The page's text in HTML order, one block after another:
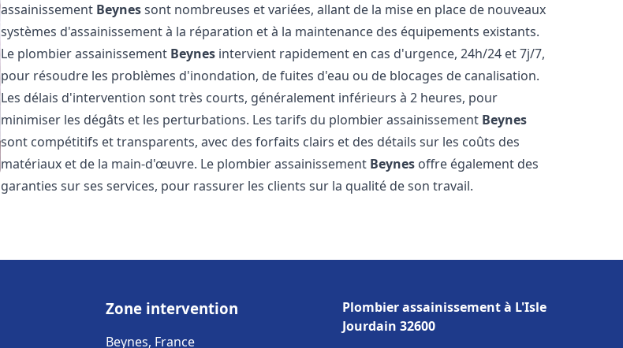
assainissement Beynessont nombreuses et variées, allant de la mise en place de nouveaux
systèmes d'assainissement à la réparation et à la maintenance des équipements existants.
Le plombier assainissement Beynes intervient rapidement en cas d'urgence, 24h/24 et 7j/7,
pour résoudre les problèmes d'inondation, de fuites d'eau ou de blocages de canalisation.
Les délais d'intervention sont très courts, généralement inférieurs à 2 heures, pour
minimiser les dégâts et les perturbations. Les tarifs du plombier assainissement Beynes
sont compétitifs et transparents, avec des forfaits clairs et des détails sur les coûts des
matériaux et de la main-d'œuvre. Le plombier assainissement Beynes offre également des
garanties sur ses services, pour rassurer les clients sur la qualité de son travail.
Zone intervention
Beynes, France
Plombier assainissement à L'Isle
Jourdain 32600